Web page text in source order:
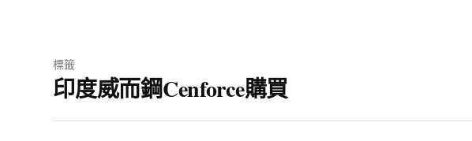
標籤
印度威而鋼Cenforce購買